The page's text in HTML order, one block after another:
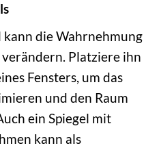
die Wahrnehmung
Platziere ihn
Fensters, um das
und den Raum
ein Spiegel mit
kann als